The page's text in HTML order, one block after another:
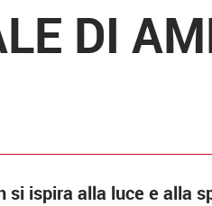
DI
ispira alla luce e alla